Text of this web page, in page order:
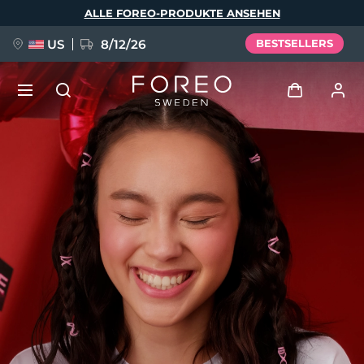
ALLE FOREO-PRODUKTE ANSEHEN
US 8/12/26 BESTSELLERS
Benutzerkonto
Meine Geräte
Meine Bestellungen
Meine Adressen
Meine Abonnements
FAQ™ Pure Beauty-Tech Elixir
BREAKING NEWS
issa™ Teeth Whitening Set
Sprache
English Deutsch
Español
Français
Italiano
Português
Polski
Svenska
Русский
Türkçe
简体中文 繁體中文